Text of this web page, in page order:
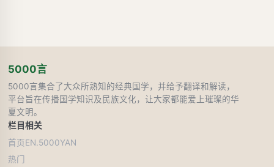
5000言
5000言集合了大众所熟知的经典国学，并给予翻译和解读，
平台旨在传播国学知识及民族文化，让大家都能爱上璀璨的华
夏文明。
栏目
首页
热门
相关
EN.5000YAN